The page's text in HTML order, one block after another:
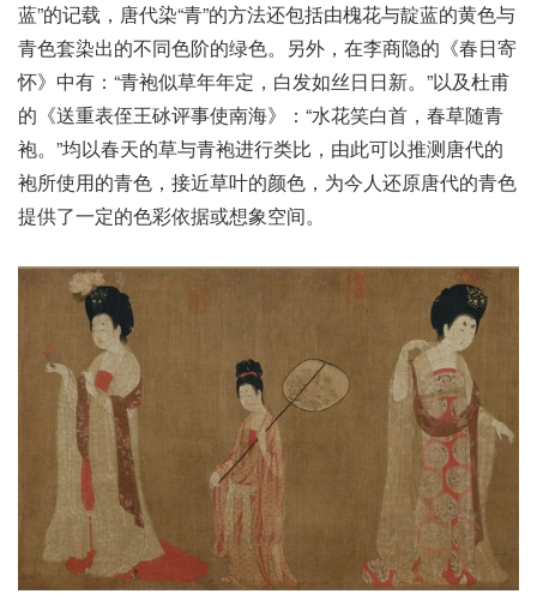
蓝”的记载，唐代染“青”的方法还包括由槐花与靛蓝的黄色与
青色套染出的不同色阶的绿色。另外，在李商隐的《春日寄
怀》中有：“青袍似草年年定，白发如丝日日新。”以及杜甫
的《送重表侄王砅评事使南海》：“水花笑白首，春草随青
袍。”均以春天的草与青袍进行类比，由此可以推测唐代的
袍所使用的青色，接近草叶的颜色，为今人还原唐代的青色
提供了一定的色彩依据或想象空间。